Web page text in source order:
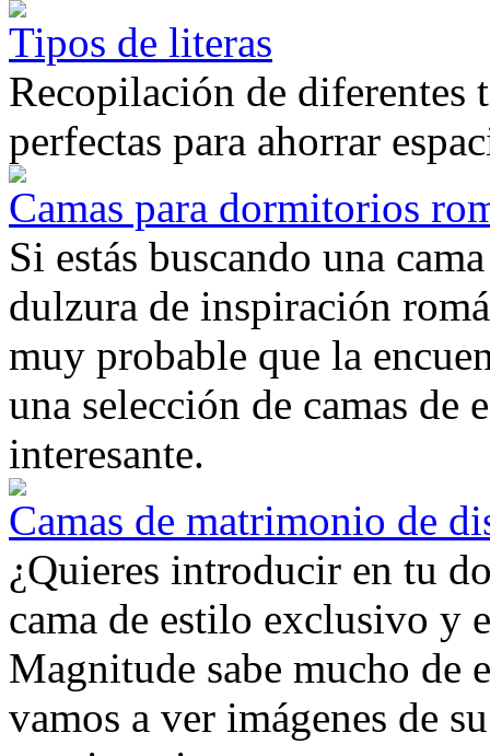
Tipos de literas
Recopilación de diferentes
perfectas para ahorrar
Camas para dormitorios
Si estás buscando una
dulzura de inspiración
muy probable que la
una selección de camas de
interesante.
Camas de matrimonio de
¿Quieres introducir en tu
cama de estilo exclusivo y
Magnitude sabe mucho de
vamos a ver imágenes de